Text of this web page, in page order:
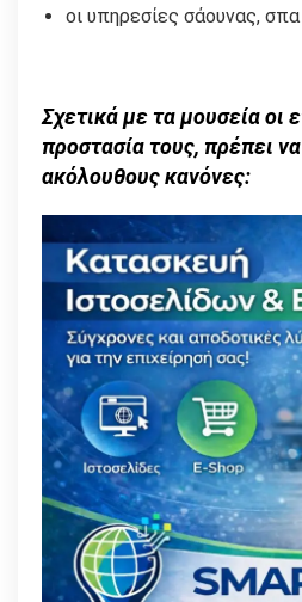
οι υπηρεσίες σάουνας,
Σχετικά με τα μουσεία οι
προστασία τους, πρέπει
ακόλουθους κανόνες: